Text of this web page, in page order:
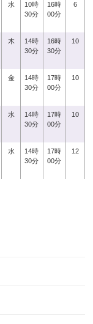
水
10時
30分
16時
00分
6
木
14時
30分
16時
30分
10
金
14時
30分
17時
00分
10
水
14時
30分
17時
00分
10
水
14時
30分
17時
00分
12